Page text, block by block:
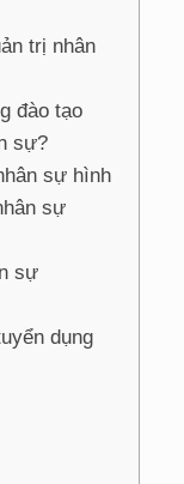
trị nhân
đào tạo
sự?
sự hình
sự
sự
dụng